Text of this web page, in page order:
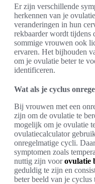
Er zijn verschillende
herkennen van je
veranderingen in hun
rekbaarder wordt tijdens
sommige vrouwen ook
ervaren. Het bijhouden
om je ovulatie beter te
identificeren.
Wat als je cyclus
Bij vrouwen met een
zijn om de ovulatie te
mogelijk om je ovulatie
ovulatiecalculator
onregelmatige cycli.
symptomen zoals
nuttig zijn voorovulatie
geduldig te zijn en
beter beeld van je cyclus